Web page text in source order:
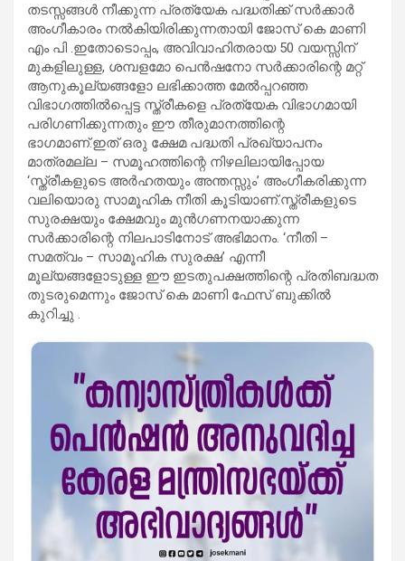
തടസ്സങ്ങൾ നീക്കുന്ന പ്രത്യേക പദ്ധതിക്ക് സർക്കാർ
അംഗീകാരം നൽകിയിരിക്കുന്നതായി ജോസ് കെ മാണി
എം പി .ഇതോടൊപ്പം, അവിവാഹിതരായ 50 വയസ്സിന്
മുകളിലുള്ള, ശമ്പളമോ പെൻഷനോ സർക്കാരിന്റെ മറ്റ്
ആനുകൂല്യങ്ങളോ ലഭിക്കാത്ത മേൽപ്പറഞ്ഞ
വിഭാഗത്തിൽപ്പെട്ട സ്ത്രീകളെ പ്രത്യേക വിഭാഗമായി
പരിഗണിക്കുന്നതും ഈ തീരുമാനത്തിന്റെ
ഭാഗമാണ്.ഇത് ഒരു ക്ഷേമ പദ്ധതി പ്രഖ്യാപനം
മാത്രമല്ല – സമൂഹത്തിന്റെ നിഴലിലായിപ്പോയ
‘സ്ത്രീകളുടെ അർഹതയും അന്തസ്സും’ അംഗീകരിക്കുന്ന
വലിയൊരു സാമൂഹിക നീതി കൂടിയാണ്.സ്ത്രീകളുടെ
സുരക്ഷയും ക്ഷേമവും മുൻഗണനയാക്കുന്ന
സർക്കാരിന്റെ നിലപാടിനോട്‌ അഭിമാനം. ‘നീതി –
സമത്വം – സാമൂഹിക സുരക്ഷ’ എന്നീ
മൂല്യങ്ങളോടുള്ള ഈ ഇടതുപക്ഷത്തിന്റെ പ്രതിബദ്ധത
തുടരുമെന്നും ജോസ് കെ മാണി ഫേസ് ബുക്കിൽ
കുറിച്ചു .